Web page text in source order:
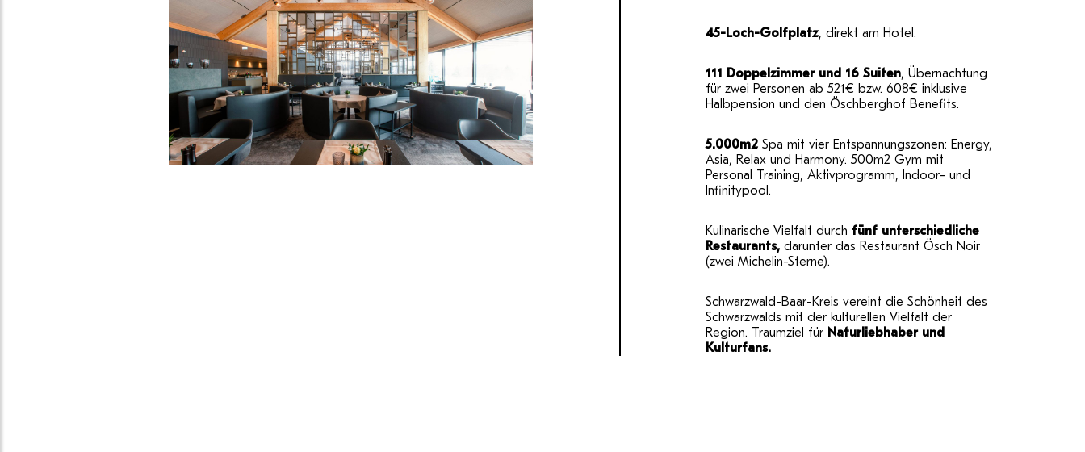
45-Loch-Golfplatz, direkt am Hotel.
111 Doppelzimmer und 16 Suiten, Übernachtung
für zwei Personen ab 521€ bzw. 608€ inklusive
Halbpension und den Öschberghof Benefits.
5.000m2 Spa mit vier Entspannungszonen: Energy,
Asia, Relax und Harmony. 500m2 Gym mit
Personal Training, Aktivprogramm, Indoor- und
Infinitypool.
Kulinarische Vielfalt durch fünf unterschiedliche
Restaurants, darunter das Restaurant Ösch Noir
(zwei Michelin-Sterne).
Schwarzwald-Baar-Kreis vereint die Schönheit des
Schwarzwalds mit der kulturellen Vielfalt der
Region. Traumziel für Naturliebhaber und
Kulturfans.